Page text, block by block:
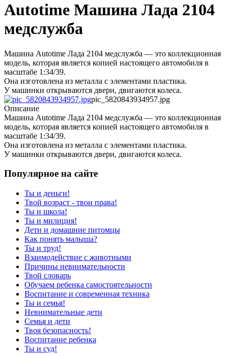
Autotime Машина Лада 2104
медслужба
Машина Autotime Лада 2104 медслужба — это коллекционная
модель, которая является копией настоящего автомобиля в
масштабе 1:34/39.
Она изготовлена из металла с элементами пластика.
У машинки открываются двери, двигаются колеса.
pic_5820843934957.jpg
Описание
Машина Autotime Лада 2104 медслужба — это коллекционная
модель, которая является копией настоящего автомобиля в
масштабе 1:34/39.
Она изготовлена из металла с элементами пластика.
У машинки открываются двери, двигаются колеса.
Популярное на сайте
Ты и деньги!
Твой возраст - твои права!
Ты и школа!
Ты и милиция!
Дети и домашние питомцы
Как понять малыша?
Ты и труд!
Взаимодействие с животными
Причины невнимательности
Твой словарь
Обучаем ребенка самостоятельности
Воспитание и современная техника
Ты и семья!
Невнимательные дети
Семья и дети
Твоя безопасность!
Воспитание ребенка
Ты и суд!